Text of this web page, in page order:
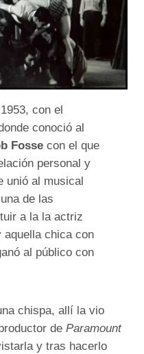
con el
conoció al
Fosse con el que
personal y
unió al musical
de las
a la la actriz
aquella chica con
al público con
chispa, allí la vio
de Paramount
y tras hacerlo